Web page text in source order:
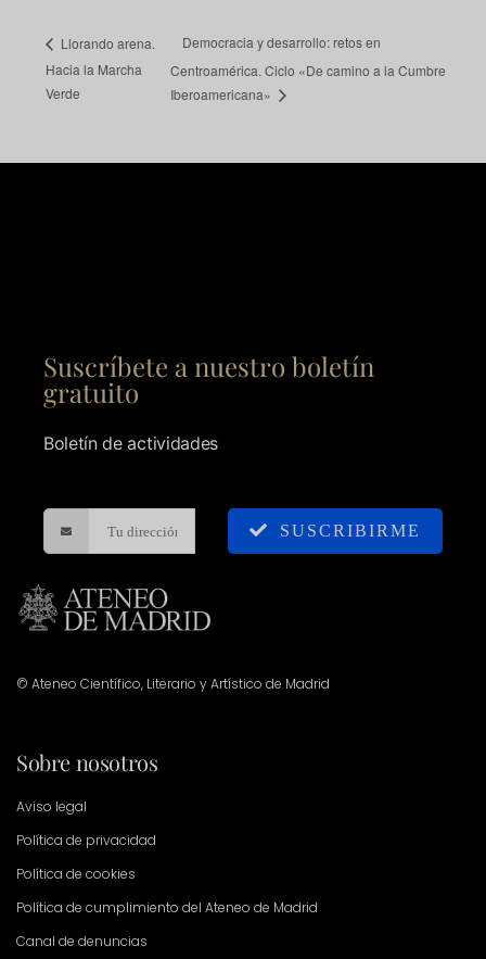
Llorando arena.
Hacia la Marcha
Verde
Democracia y desarrollo: retos en
Centroamérica. Ciclo «De camino a la Cumbre
Iberoamericana»
Suscríbete a nuestro boletín
gratuito
Boletín de actividades
SUSCRIBIRME
© Ateneo Científico, Literario y Artístico de Madrid
Sobre nosotros
Aviso legal
Política de privacidad
Política de cookies
Política de cumplimiento del Ateneo de Madrid
Canal de denuncias